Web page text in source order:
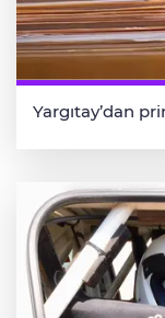
Yargıtay’dan